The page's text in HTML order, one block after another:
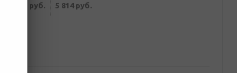
5 993 руб. 5 814 руб.